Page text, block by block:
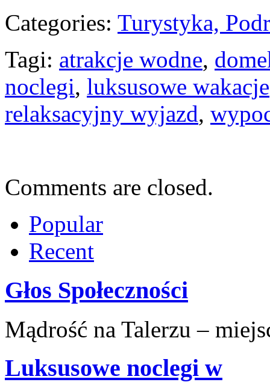
Categories: Turystyka,
Tagi: atrakcje wodne,
noclegi, luksusowe wakacje
relaksacyjny wyjazd,
Comments are closed.
Popular
Recent
Głos Społeczności
Mądrość na Talerzu –
Luksusowe noclegi w